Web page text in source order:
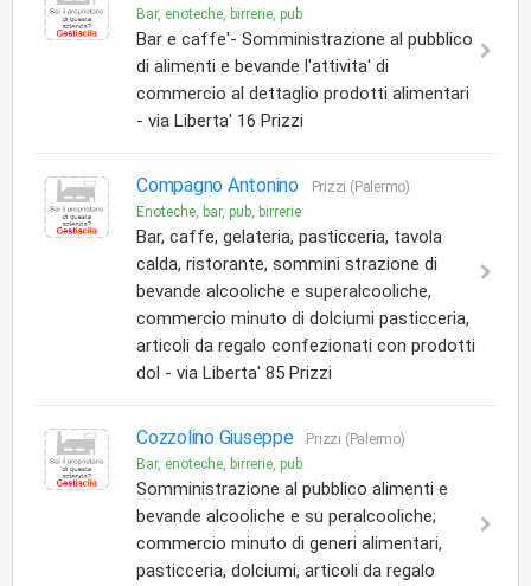
Bar, enoteche, birrerie, pub
Bar e caffe'- Somministrazione al pubblico
di alimenti e bevande l'attivita' di
commercio al dettaglio prodotti alimentari
- via Liberta' 16 Prizzi
Compagno Antonino
Prizzi (Palermo)
Enoteche, bar, pub, birrerie
Bar, caffe, gelateria, pasticceria, tavola
calda, ristorante, sommini strazione di
bevande alcooliche e superalcooliche,
commercio minuto di dolciumi pasticceria,
articoli da regalo confezionati con prodotti
dol - via Liberta' 85 Prizzi
Cozzolino Giuseppe
Prizzi (Palermo)
Bar, enoteche, birrerie, pub
Somministrazione al pubblico alimenti e
bevande alcooliche e su peralcooliche;
commercio minuto di generi alimentari,
pasticceria, dolciumi, articoli da regalo